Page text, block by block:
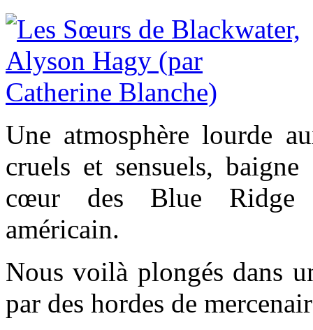
Une atmosphère lourde
cruels et sensuels,
cœur des Blue Ridge
américain.
Nous voilà plongés dans
par des hordes de